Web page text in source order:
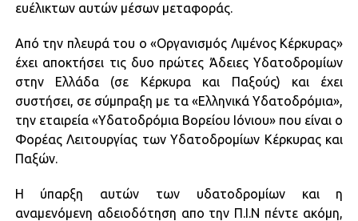
ευέλικτων αυτών μέσων μεταφοράς.
Από την πλευρά του ο «Οργανισμός Λιμένος Κέρκυρας»
έχει αποκτήσει τις δυο πρώτες Άδειες Υδατοδρομίων
στην Ελλάδα (σε Κέρκυρα και Παξούς) και έχει
συστήσει, σε σύμπραξη με τα «Ελληνικά Υδατοδρόμια»,
την εταιρεία «Υδατοδρόμια Βορείου Ιόνιου» που είναι ο
Φορέας Λειτουργίας των Υδατοδρομίων Κέρκυρας και
Παξών.
Η ύπαρξη αυτών των υδατοδρομίων και η
αναμενόμενη αδειοδότηση απο την Π.Ι.Ν πέντε ακόμη,